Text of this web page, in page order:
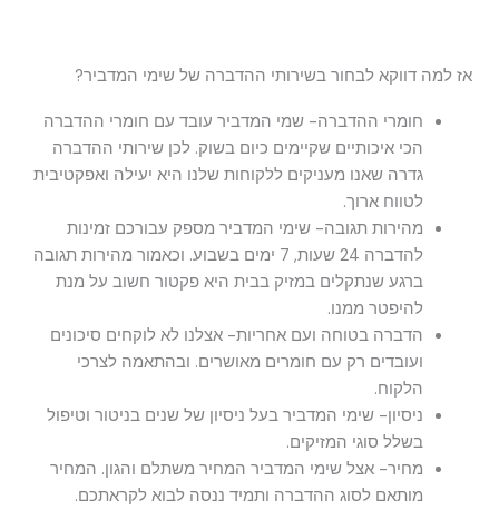
אז למה דווקא לבחור בשירותי ההדברה של שימי המדביר?
חומרי ההדברה- שמי המדביר עובד עם חומרי ההדברה
הכי איכותיים שקיימים כיום בשוק. לכן שירותי ההדברה
גדרה שאנו מעניקים ללקוחות שלנו היא יעילה ואפקטיבית
לטווח ארוך.
מהירות תגובה- שימי המדביר מספק עבורכם זמינות
להדברה 24 שעות, 7 ימים בשבוע. וכאמור מהירות תגובה
ברגע שנתקלים במזיק בבית היא פקטור חשוב על מנת
להיפטר ממנו.
הדברה בטוחה ועם אחריות- אצלנו לא לוקחים סיכונים
ועובדים רק עם חומרים מאושרים. ובהתאמה לצרכי
הלקוח.
ניסיון- שימי המדביר בעל ניסיון של שנים בניטור וטיפול
בשלל סוגי המזיקים.
מחיר- אצל שימי המדביר המחיר משתלם והגון. המחיר
מותאם לסוג ההדברה ותמיד ננסה לבוא לקראתכם.